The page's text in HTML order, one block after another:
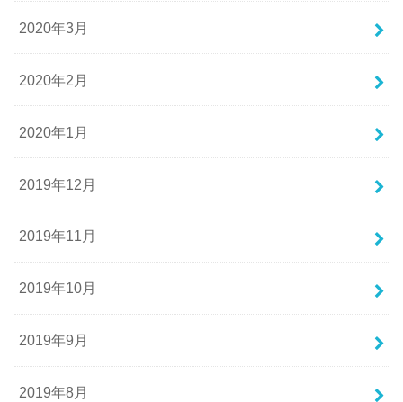
2020年3月
2020年2月
2020年1月
2019年12月
2019年11月
2019年10月
2019年9月
2019年8月